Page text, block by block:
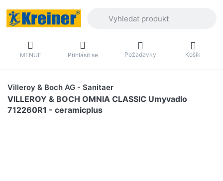
MENUE Přihlásit se Požadavky Košík
Villeroy & Boch AG - Sanitaer
VILLEROY & BOCH OMNIA CLASSIC Umyvadlo
712260R1 - ceramicplus